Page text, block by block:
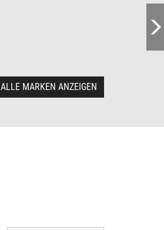
ALLE MARKEN ANZEIGEN